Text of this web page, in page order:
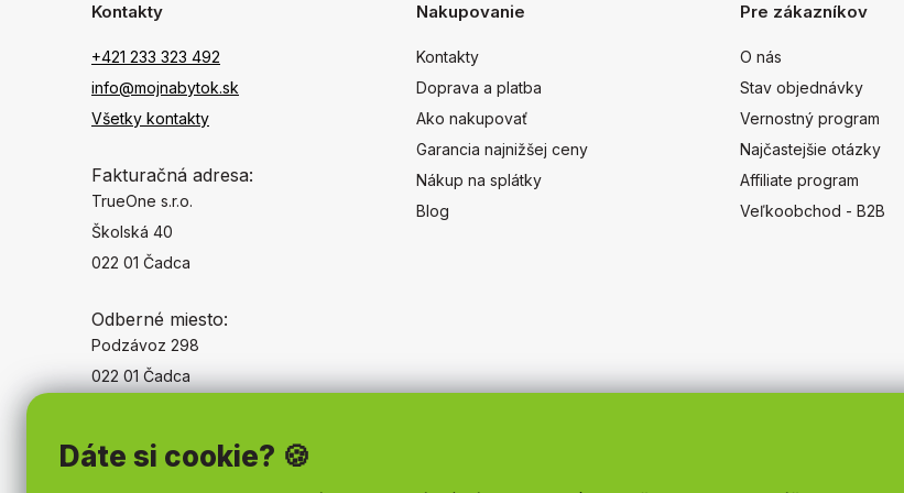
Dáte si cookie? 🍪
Kontakty
+421 233 323 492
info@mojnabytok.sk
Všetky kontakty
Fakturačná adresa:
TrueOne s.r.o.
Školská 40
022 01 Čadca
Odberné miesto:
Podzávoz 298
022 01 Čadca
Nakupovanie
Kontakty
Doprava a platba
Ako nakupovať
Garancia najnižšej ceny
Nákup na splátky
Blog
Pre zákazníkov
O nás
Stav objednávky
Vernostný program
Najčastejšie otázky
Affiliate program
Veľkoobchod - B2B